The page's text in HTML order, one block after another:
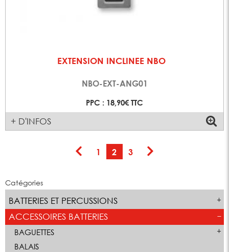
Catégories
BATTERIES ET PERCUSSIONS
ACCESSOIRES BATTERIES
BAGUETTES
BALAIS
EXTENSION INCLINEE NBO
NBO-EXT-ANG01
PPC : 18,90€ TTC
+ D'INFOS
1 2 3